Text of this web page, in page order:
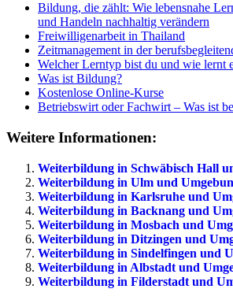
Bildung, die zählt: Wie lebensnahe
und Handeln nachhaltig verändern
Freiwilligenarbeit in Thailand
Zeitmanagement in der
Welcher Lerntyp bist du und wie lernt
Was ist Bildung?
Kostenlose Online-Kurse
Betriebswirt oder Fachwirt – Was ist
Weitere Informationen:
Weiterbildung in Schwäbisch Hall
Weiterbildung in Ulm und
Weiterbildung in Karlsruhe und
Weiterbildung in Backnang und
Weiterbildung in Mosbach und
Weiterbildung in Ditzingen und
Weiterbildung in Sindelfingen und
Weiterbildung in Albstadt und
Weiterbildung in Filderstadt und